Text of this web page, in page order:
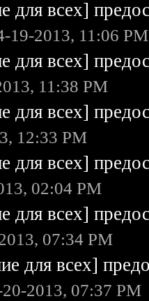
для всех]
19-2013, 11:06 PM
для всех]
11:38 PM
для всех]
12:33 PM
для всех]
02:04 PM
для всех]
07:34 PM
для всех]
2013, 07:37 PM